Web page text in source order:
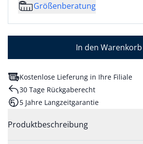
Größenberatung
In den Warenkorb
Kostenlose Lieferung in Ihre Filiale
30 Tage Rückgaberecht
5 Jahre Langzeitgarantie
Produktbeschreibung